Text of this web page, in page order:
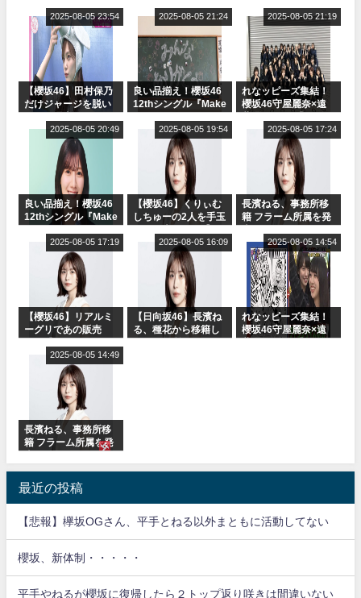
【櫻坂46】田村保乃
だけジャージを脱い
2025-08-05 23:54
良い品揃え！櫻坂46
12thシングル『Make
ャルグッズ絶賛販売
2025-08-05 21:24
れなッピーズ集結！
櫻坂46守屋麗奈×遠
ット！」水曜スタジ
オ出演決定
2025-08-05 21:19
良い品揃え！櫻坂46
12thシングル『Make
ャルグッズ絶賛販売
2025-08-05 20:49
【櫻坂46】くりぃむ
しちゅーの2人を手玉
りぃむナンタラ】
2025-08-05 19:54
長濱ねる、事務所移
籍 フラーム所属を発
2025-08-05 17:24
【櫻坂46】リアルミ
ーグリであの販売
Break』オフィシャ
ルグッズ解禁
2025-08-05 17:19
【日向坂46】長濱ね
る、種花から移籍し
2025-08-05 16:09
れなッピーズ集結！
櫻坂46守屋麗奈×遠
2025-08-05 14:54
長濱ねる、事務所移
籍 フラーム所属を発
2025-08-05 14:49
最近の投稿
【悲報】欅坂OGさん、平手とねる以外まともに活動してない
櫻坂、新体制・・・・・
平手やねるが櫻坂に復帰したら２トップ返り咲きは間違いない